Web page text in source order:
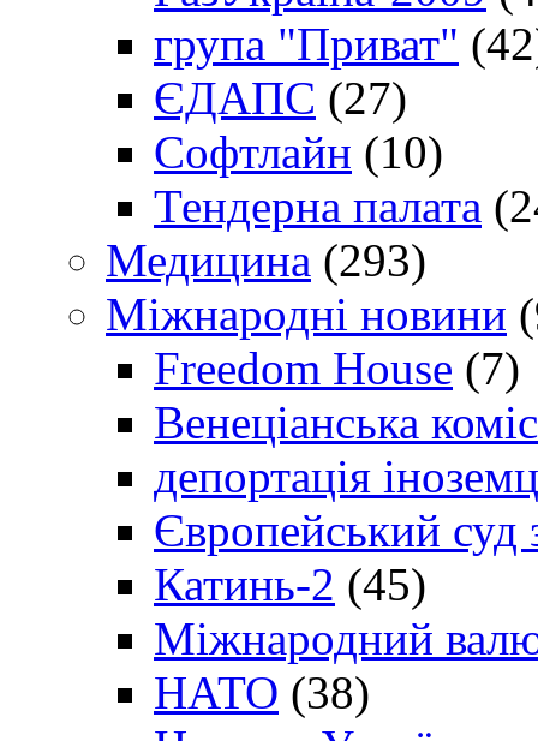
група "Приват"
ЄДАПС (27)
Софтлайн (10)
Тендерна палата
Медицина (293)
Міжнародні новини
Freedom House (7)
Венеціанська
депортація
Європейський
Катинь-2 (45)
Міжнародний
НАТО (38)